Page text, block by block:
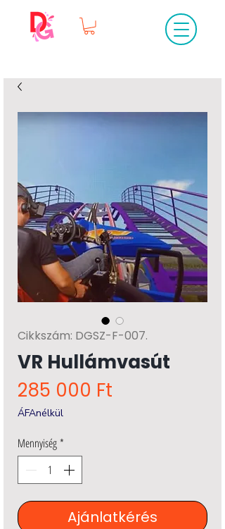
Cikkszám: DGSZ-F-007.
VR Hullámvasút
285 000 Ft
ÁFAnélkül
Mennyiség*
Ajánlatkérés